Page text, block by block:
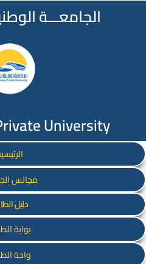
الجامعـــة
University
مجالس
دليل
بوابة
واحة